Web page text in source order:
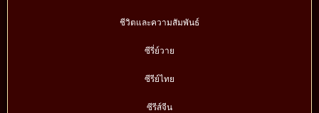
ชีวิตและความสัมพันธ์
ซีรี่ย์วาย
ซีรีย์ไทย
ซีรีส์จีน